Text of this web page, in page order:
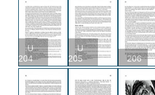
U
204
U
205
206